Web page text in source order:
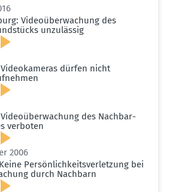
Video­über­wa­chung des
unzulässig
Video­ka­meras dürfen nicht
Video­über­wa­chung des Nachbar­
verboten
2006
Persön­lich­keits­ver­letzung bei
durch Nachbarn